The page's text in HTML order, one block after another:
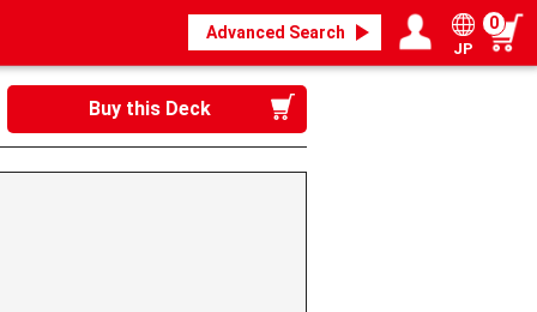
Advanced Search
Login / Register
My page
JP
0
Buy this Deck